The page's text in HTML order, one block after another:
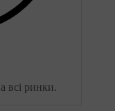
всі ринки.